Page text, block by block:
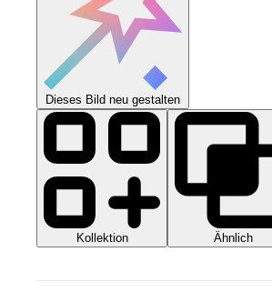
Dieses Bild neu gestalten
Kollektion Ähnlich